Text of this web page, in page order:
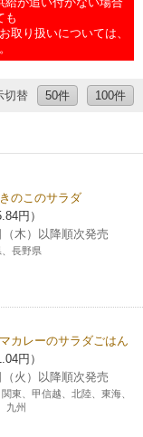
募集・購入
採用情報
ッピング
も
取り扱いについては、
切替 50件 100件
のこのサラダ
円）
木）以降順次発売
、長野県
カレーのサラダごはん
円）
火）以降順次発売
東、甲信越、北陸、東海、
九州